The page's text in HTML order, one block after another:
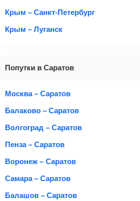
Крым – Санкт-Петербург
Крым – Луганск
Попутки в Саратов
Москва – Саратов
Балаково – Саратов
Волгоград – Саратов
Пенза – Саратов
Воронеж – Саратов
Самара – Саратов
Балашов – Саратов